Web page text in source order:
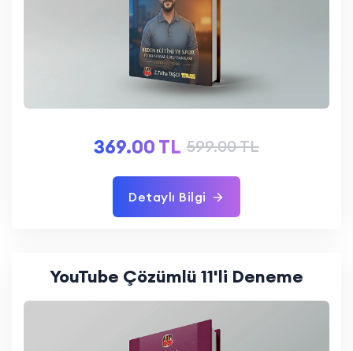
369.00 TL 599.00 TL
Detaylı Bilgi
YouTube Çözümlü 11'li Deneme